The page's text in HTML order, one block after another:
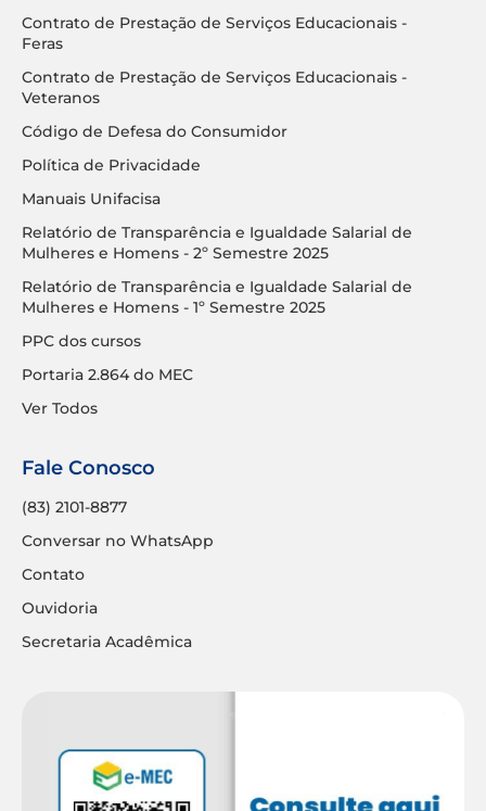
Contrato de Prestação de Serviços Educacionais -
Feras
Contrato de Prestação de Serviços Educacionais -
Veteranos
Código de Defesa do Consumidor
Política de Privacidade
Manuais Unifacisa
Relatório de Transparência e Igualdade Salarial de
Mulheres e Homens - 2º Semestre 2025
Relatório de Transparência e Igualdade Salarial de
Mulheres e Homens - 1º Semestre 2025
PPC dos cursos
Portaria 2.864 do MEC
Ver Todos
Fale Conosco
(83) 2101-8877
Conversar no WhatsApp
Contato
Ouvidoria
Secretaria Acadêmica